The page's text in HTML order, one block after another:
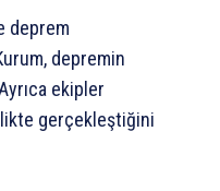
deprem
depremin
ekipler
gerçekleştiğini